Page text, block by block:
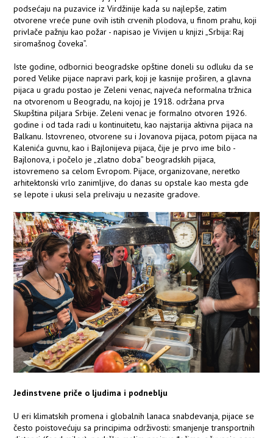
podsećaju na puzavice iz Virdžinije kada su najlepše, zatim
otvorene vreće pune ovih istih crvenih plodova, u finom prahu, koji
privlače pažnju kao požar - napisao je Vivijen u knjizi „Srbija: Raj
siromašnog čoveka”.
Iste godine, odbornici beogradske opštine doneli su odluku da se
pored Velike pijace napravi park, koji je kasnije proširen, a glavna
pijaca u gradu postao je Zeleni venac, najveća neformalna tržnica
na otvorenom u Beogradu, na kojoj je 1918. održana prva
Skupština piljara Srbije. Zeleni venac je formalno otvoren 1926.
godine i od tada radi u kontinuitetu, kao najstarija aktivna pijaca na
Balkanu. Istovreneo, otvorene su i Jovanova pijaca, potom pijaca na
Kalenića guvnu, kao i Bajlonijeva pijaca, čije je prvo ime bilo -
Bajlonova, i počelo je „zlatno doba” beogradskih pijaca,
istovremeno sa celom Evropom. Pijace, organizovane, neretko
arhitektonski vrlo zanimljive, do danas su opstale kao mesta gde
se lepote i ukusi sela prelivaju u nezasite gradove.
Jedinstvene priče o ljudima i podneblju
U eri klimatskih promena i globalnih lanaca snabdevanja, pijace se
često poistovećuju sa principima održivosti: smanjenje transportnih